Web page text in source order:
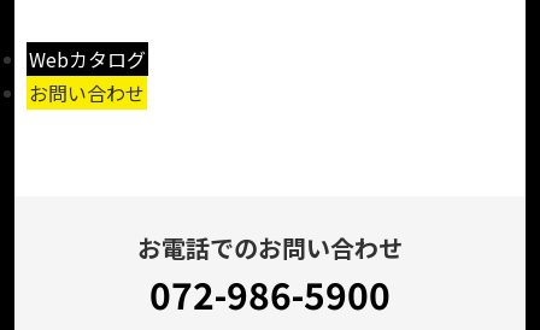
Webカタログ
お問い合わせ
お電話でのお問い合わせ
072-986-5900